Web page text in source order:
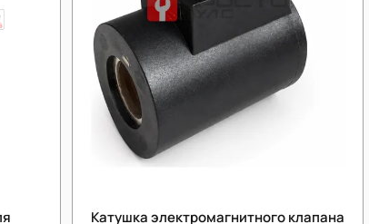
Катушка электромагнитного клапана